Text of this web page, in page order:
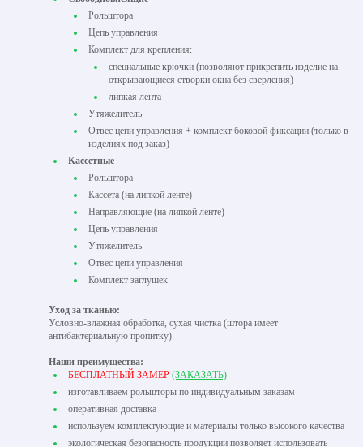
Рольштора
Цепь управления
Комплект для крепления:
специальные крючки (позволяют прикрепить изделие на
открывающиеся створки окна без сверления)
липкая лента
Утяжелитель
Отвес цепи управления + комплект боковой фиксации (только в
изделиях под заказ)
Кассетные
Рольштора
Кассета (на липкой ленте)
Направляющие (на липкой ленте)
Цепь управления
Утяжелитель
Отвес цепи управления
Комплект заглушек
Уход за тканью:
Условно-влажная обработка, сухая чистка (штора имеет
антибактериальную пропитку).
Наши преимущества:
БЕСПЛАТНЫЙ ЗАМЕР (ЗАКАЗАТЬ)
изготавливаем рольшторы по индивидуальным заказам
оперативная доставка
используем комплектующие и материалы только высокого качества
экологическая безопасность продукции позволяет использовать